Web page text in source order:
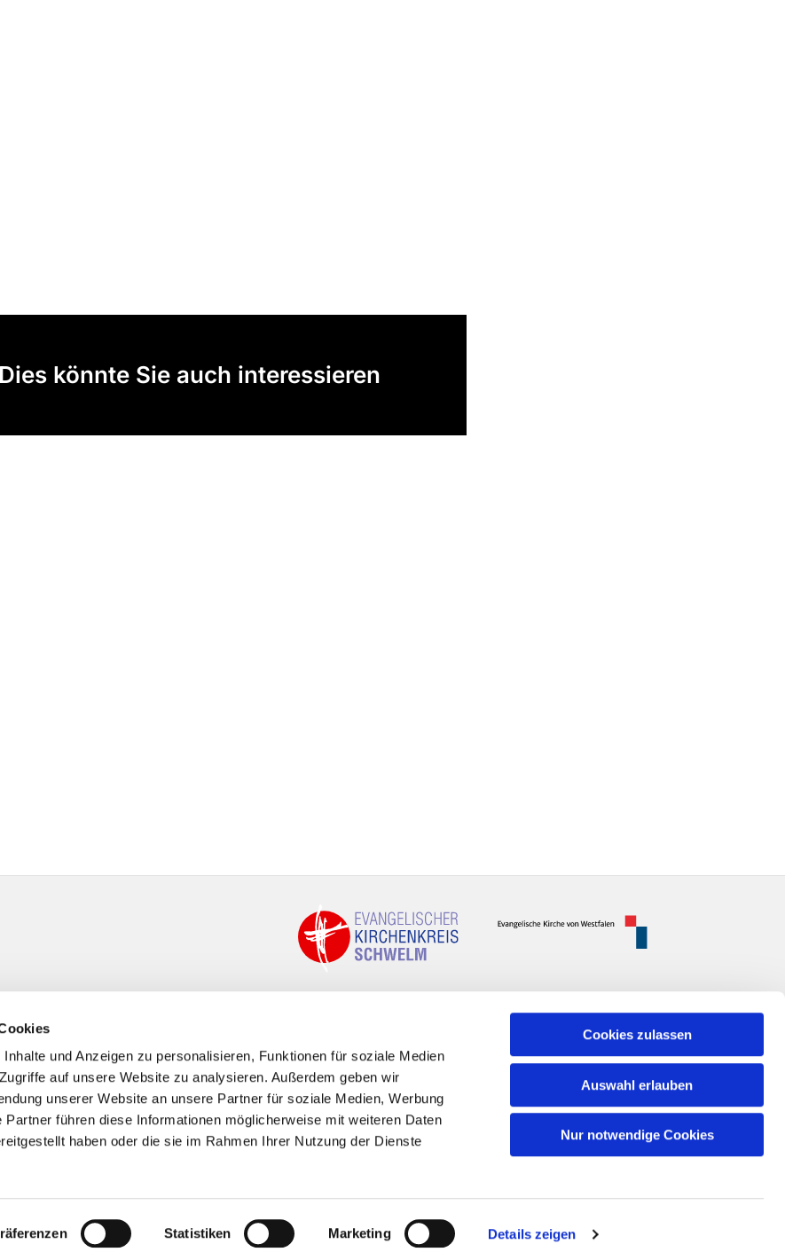
und Anzeigen zu personalisieren, Funktionen für soziale Medien
auf unsere Website zu analysieren. Außerdem geben wir
unserer Website an unsere Partner für soziale Medien, Werbung
Partner führen diese Informationen möglicherweise mit weiteren Daten
haben oder die sie im Rahmen Ihrer Nutzung der Dienste
Statistiken Marketing Details zeigen
Cookies zulassen
Auswahl erlauben
Nur notwendige Cookies
Dies könnte Sie auch interessieren